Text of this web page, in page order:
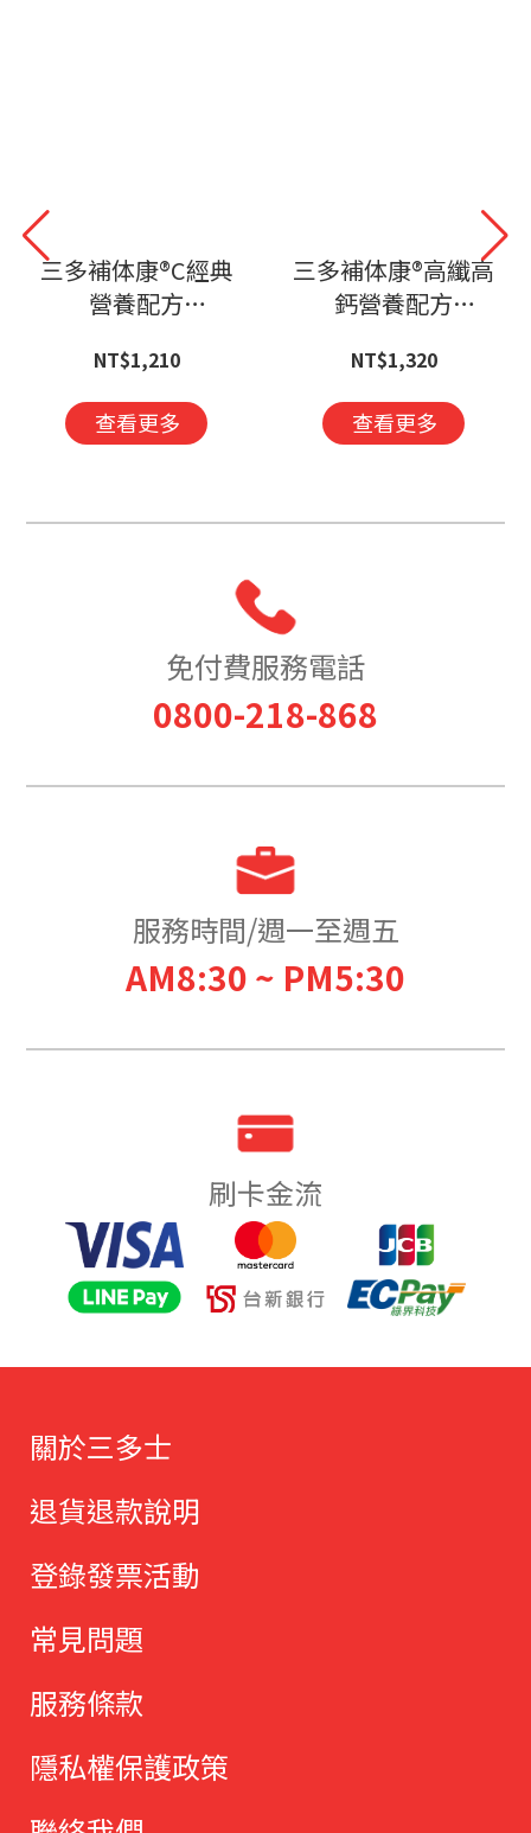
三多補体康®C經典
營養配方
NT$1,210
查看更多
三多補体康®高纖高
鈣營養配方
NT$1,320
查看更多
免付費服務電話
0800-218-868
服務時間/週一至週五
AM8:30 ~ PM5:30
刷卡金流
關於三多士
退貨退款說明
登錄發票活動
常見問題
服務條款
隱私權保護政策